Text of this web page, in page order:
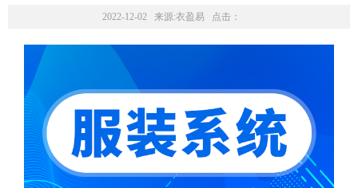
2022-12-02 来源:衣盈易 点击：